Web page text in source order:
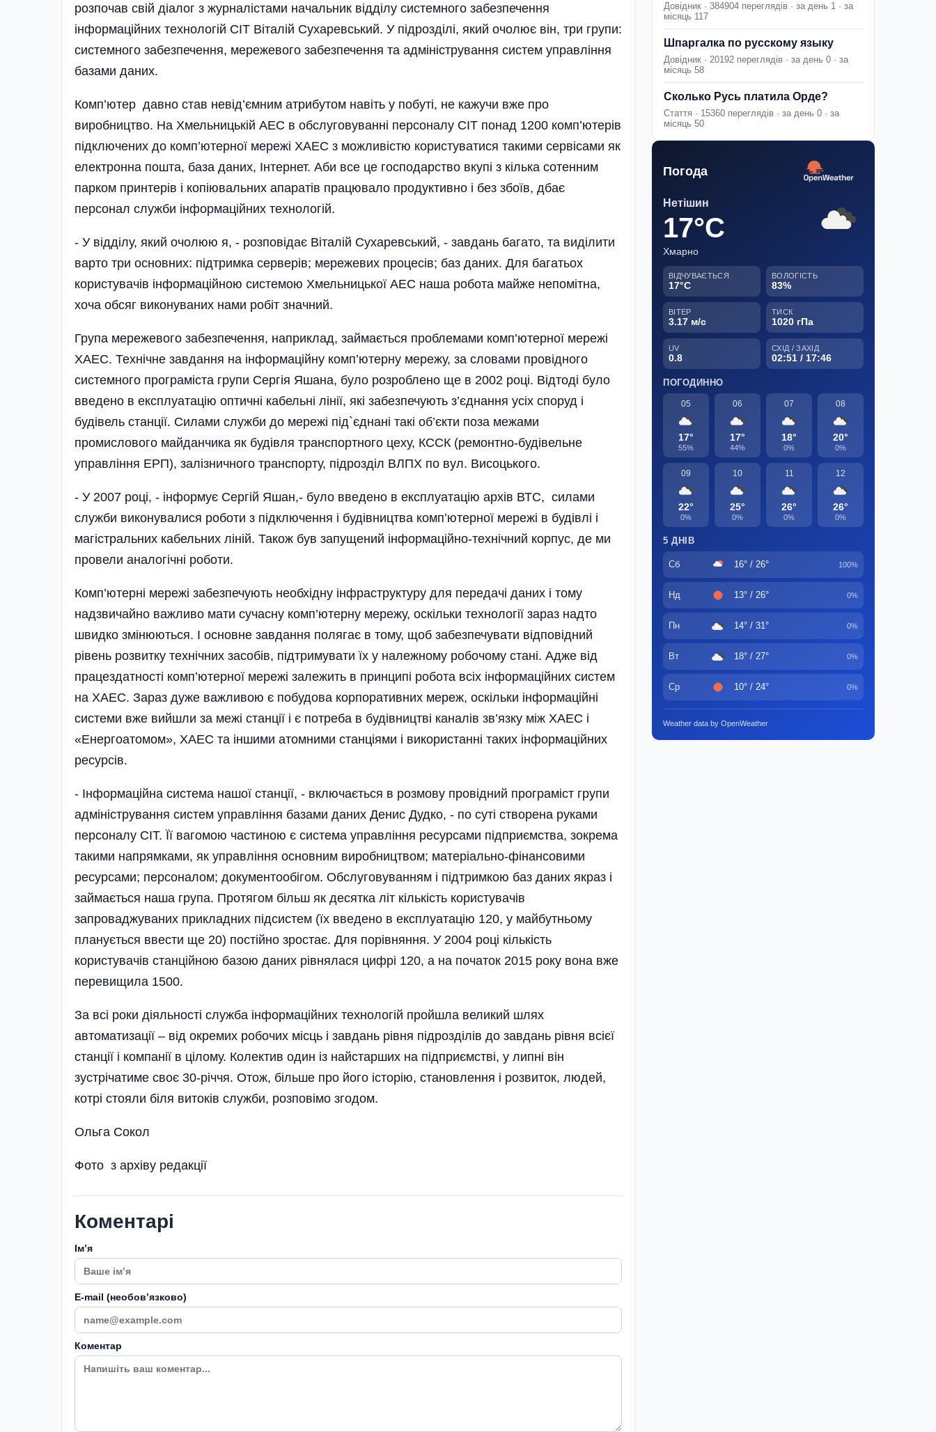
розпочав свій діалог з журналістами начальник відділу системного забезпечення
інформаційних технологій СІТ Віталій Сухаревський. У підрозділі, який очолює він, три групи:
системного забезпечення, мережевого забезпечення та адмі­ністрування систем управління
базами даних.
Комп’ютер давно став невід’є­мним атрибутом навіть у побуті, не кажучи вже про
виробництво. На Хмельницькій АЕС в обслуговуванні персоналу СІТ понад 1200 комп’ютерів
підключених до комп’ютерної мережі ХАЕС з можливістю користуватися такими сервісами як
електронна пошта, база даних, Інтернет. Аби все це господарство вкупі з кілька сотенним
парком принтерів і копіювальних апаратів працювало продуктивно і без збоїв, дбає
персонал служби інформаційних технологій.
- У відділу, який очолюю я, - розповідає Віталій Сухаревський, - завдань багато, та виділити
варто три основних: підтримка серверів; мережевих процесів; баз даних. Для багатьох
користувачів інформаційною системою Хмельницької АЕС наша робота майже непомітна,
хоча обсяг виконуваних нами робіт значний.
Група мережевого забезпечення, наприклад, займається проблемами комп’ютерної мережі
ХАЕС. Технічне завдання на інформаційну комп’ютерну мережу, за словами провідного
системного програміста групи Сергія Яшана, було розроблено ще в 2002 році. Відтоді було
введено в експлуатацію оптичні кабельні лінії, які забезпечують з’єднання усіх споруд і
будівель станції. Силами служби до мережі під`єднані такі об’єкти поза межами
промислового майданчика як будівля транспортного цеху, КССК (ремонтно-будівельне
управління ЕРП), залізничного транспорту, підрозділ ВЛПХ по вул. Висоцького.
- У 2007 році, - інформує Сергій Яшан,- було введено в експлуатацію архів ВТС, силами
служби виконувалися роботи з підключення і будівництва комп’ютерної мережі в будівлі і
магістральних кабельних ліній. Також був запущений інформаційно-технічний корпус, де ми
провели аналогічні роботи.
Комп’ютерні мережі забезпечують необхідну інфраструктуру для передачі даних і тому
надзвичайно важливо мати сучасну комп’ютерну мережу, оскільки технології зараз надто
швидко змінюються. І основне завдання полягає в тому, щоб забезпечувати відповідний
рівень розвитку технічних засобів, підтримувати їх у належному робочому стані. Адже від
працездатності комп’ютерної мережі залежить в принципі робота всіх інформаційних систем
на ХАЕС. Зараз дуже важливою є побудова корпоративних мереж, оскільки інформаційні
системи вже вийшли за межі станції і є потреба в будівництві каналів зв’язку між ХАЕС і
«Енергоатомом», ХАЕС та іншими атомними станціями і використанні таких інформаці­йних
ресурсів.
- Інформаційна система нашої станції, - включається в розмову провідний програміст групи
адміні­стрування систем управління базами даних Денис Дудко, - по суті створена руками
персоналу СІТ. Її вагомою частиною є система управління ресурсами підприємства, зокрема
такими напрямками, як управління основним виробництвом; матеріально-фінансовими
ресурсами; персоналом; документообігом. Обслуговуванням і підтримкою баз даних якраз і
займається наша група. Протягом більш як десятка літ кількість користувачів
запроваджуваних прикладних підсистем (їх введено в експлуатацію 120, у майбутньому
планується ввести ще 20) постійно зростає. Для порівняння. У 2004 році кількість
користувачів станційною базою даних рівнялася цифрі 120, а на початок 2015 року вона вже
перевищила 1500.
За всі роки діяльності служба інформаційних технологій пройшла великий шлях
автоматизації – від окремих робочих місць і завдань рівня підрозділів до завдань рівня всієї
станції і компанії в цілому. Колектив один із найстарших на підприємстві, у липні він
зустрічатиме своє 30-річчя. Отож, більше про його історію, становлення і розвиток, людей,
котрі стояли біля витоків служби, розповімо згодом.
Ольга Сокол
Фото з архіву редакції
Коментарі
Імʼя
E-mail (необовʼязково)
Коментар
Довідник · 384904 переглядів · за день 1 · за
місяць 117
Шпаргалка по русскому языку
Довідник · 20192 переглядів · за день 0 · за
місяць 58
Сколько Русь платила Орде?
Стаття · 15360 переглядів · за день 0 · за
місяць 50
Погода
Нетішин
17°C
Хмарно
ВІДЧУВАЄТЬСЯ
17°C
ВОЛОГІСТЬ
83%
ВІТЕР
3.17 м/с
ТИСК
1020 гПа
UV
0.8
СХІД / ЗАХІД
02:51 / 17:46
ПОГОДИННО
05
17°
55%
06
17°
44%
07
18°
0%
08
20°
0%
09
22°
0%
10
25°
0%
11
26°
0%
12
26°
0%
5 ДНІВ
Сб 16° / 26° 100%
Нд 13° / 26° 0%
Пн 14° / 31° 0%
Вт 18° / 27° 0%
Ср 10° / 24° 0%
Weather data by OpenWeather